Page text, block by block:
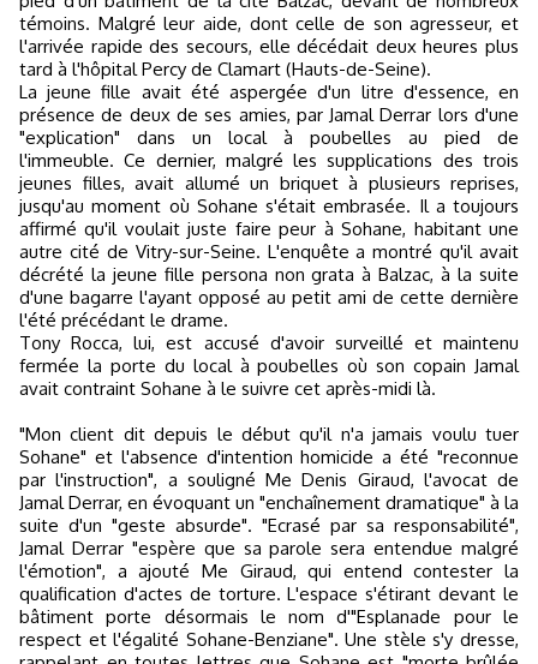
témoins. Malgré leur aide, dont celle de son agresseur, et
l'arrivée rapide des secours, elle décédait deux heures plus
tard à l'hôpital Percy de Clamart (Hauts-de-Seine).
La jeune fille avait été aspergée d'un litre d'essence, en
présence de deux de ses amies, par Jamal Derrar lors d'une
"explication" dans un local à poubelles au pied de
l'immeuble. Ce dernier, malgré les supplications des trois
jeunes filles, avait allumé un briquet à plusieurs reprises,
jusqu'au moment où Sohane s'était embrasée. Il a toujours
affirmé qu'il voulait juste faire peur à Sohane, habitant une
autre cité de Vitry-sur-Seine. L'enquête a montré qu'il avait
décrété la jeune fille persona non grata à Balzac, à la suite
d'une bagarre l'ayant opposé au petit ami de cette dernière
l'été précédant le drame.
Tony Rocca, lui, est accusé d'avoir surveillé et maintenu
fermée la porte du local à poubelles où son copain Jamal
avait contraint Sohane à le suivre cet après-midi là.
"Mon client dit depuis le début qu'il n'a jamais voulu tuer
Sohane" et l'absence d'intention homicide a été "reconnue
par l'instruction", a souligné Me Denis Giraud, l'avocat de
Jamal Derrar, en évoquant un "enchaînement dramatique" à la
suite d'un "geste absurde". "Ecrasé par sa responsabilité",
Jamal Derrar "espère que sa parole sera entendue malgré
l'émotion", a ajouté Me Giraud, qui entend contester la
qualification d'actes de torture. L'espace s'étirant devant le
bâtiment porte désormais le nom d'"Esplanade pour le
respect et l'égalité Sohane-Benziane". Une stèle s'y dresse,